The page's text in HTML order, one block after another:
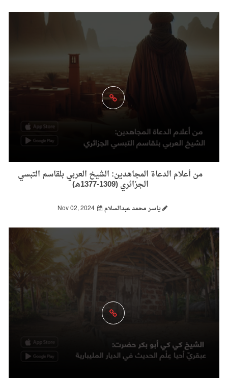
من أعلام الدعاة المجاهدين: الشيخ العربي بلقاسم التبسي
الجزائري (1309-1377هـ)
ياسر محمد عبدالسلام Nov 02, 2024